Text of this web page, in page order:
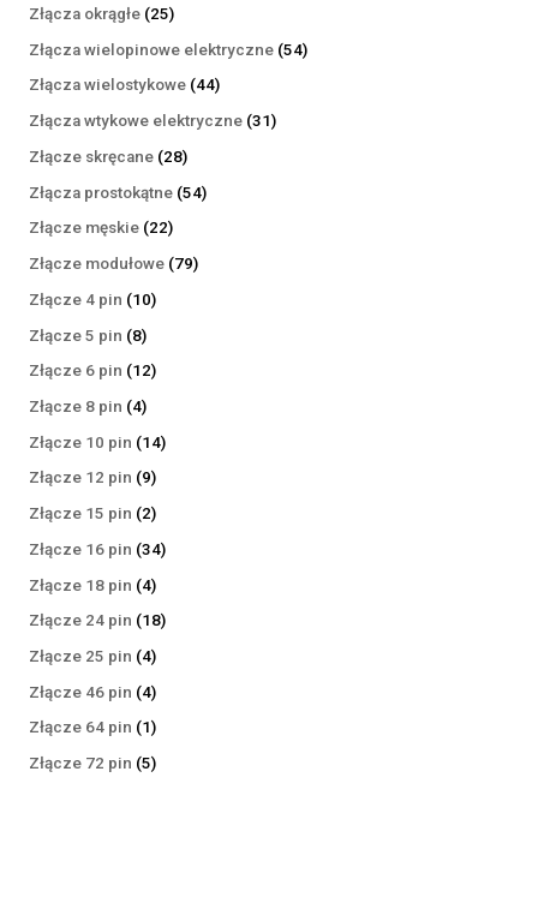
Złącza okrągłe 2525
produktów
Złącza wielopinowe elektryczne 5454
Złącza wielostykowe 4444
produkty
Złącza wtykowe elektryczne 3131
Złącze skręcane 2828
produktów
Złącza prostokątne 5454
Złącze męskie 2222
produkty
Złącze modułowe 7979
Złącze 4 pin 1010
Złącze 5 pin 88
produktów
Złącze 6 pin 1212
Złącze 8 pin 44
produkty
Złącze 10 pin 1414
Złącze 12 pin 99
produktów
Złącze 15 pin 22
produkty
Złącze 16 pin 3434
Złącze 18 pin 44
produkty
Złącze 24 pin 1818
Złącze 25 pin 44
produkty
Złącze 46 pin 44
produkty
Złącze 64 pin 11
produkt
Złącze 72 pin 55